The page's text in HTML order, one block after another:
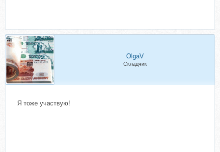
OlgaV
Складчик
Я тоже участвую!